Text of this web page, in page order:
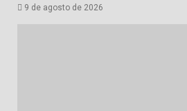
9 de agosto de 2026